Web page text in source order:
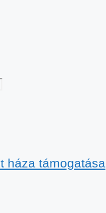
háza támogatása